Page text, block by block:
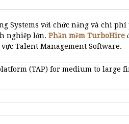
Systems với chức năng và chi
nghiệp lớn. Phần mềm TurboHire
Talent Management Software.
(TAP) for medium to large